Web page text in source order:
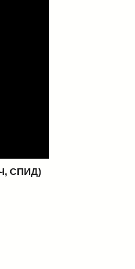
СПИД)